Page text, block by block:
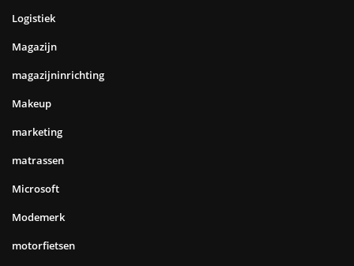
Logistiek
Magazijn
magazijninrichting
Makeup
marketing
matrassen
Microsoft
Modemerk
motorfietsen